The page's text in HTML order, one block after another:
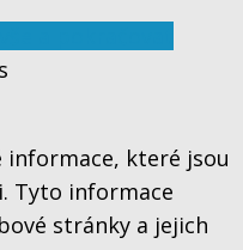
informace, které jsou
Tyto informace
stránky a jejich